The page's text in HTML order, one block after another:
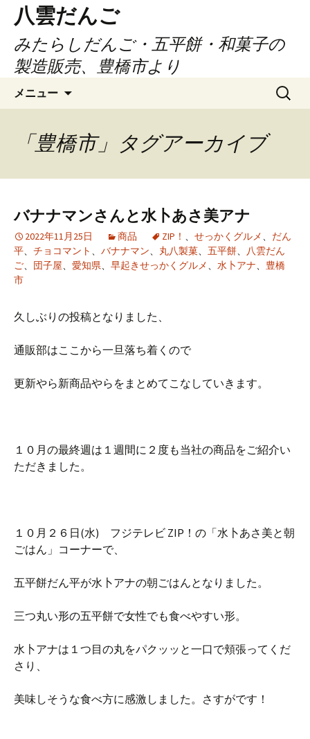
ツ
ス
八雲だんご
みたらしだんご・五平餅・和菓子の
製造販売、豊橋市より
メニュー
検
索:
「豊橋市」タグアーカイブ
バナナマンさんと水卜あさ美アナ
2022年11月25日 商品 ZIP！ 、 せっかくグルメ、 だん
平、 チョコマント 、 バナナマン、 丸八製菓、 五平餅、 八雲だん
ご、 団子屋、 愛知県、 早起きせっかくグルメ、 水卜アナ、 豊橋
市
久しぶりの投稿となりました、
通販部はここから一旦落ち着くので
更新やら新商品やらをまとめてこなしていきます。
１０月の最終週は１週間に２度も当社の商品をご紹介い
ただきました。
１０月２６日(水) フジテレビ ZIP！の「水卜あさ美と朝
ごはん」コーナーで、
五平餅だん平が水卜アナの朝ごはんとなりました。
三つ丸い形の五平餅で女性でも食べやすい形。
水卜アナは１つ目の丸をパクッッと一口で頬張ってくだ
さり、
美味しそうな食べ方に感激しました。さすがです！